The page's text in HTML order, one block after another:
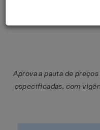
Aprova a pauta de
especificadas, com